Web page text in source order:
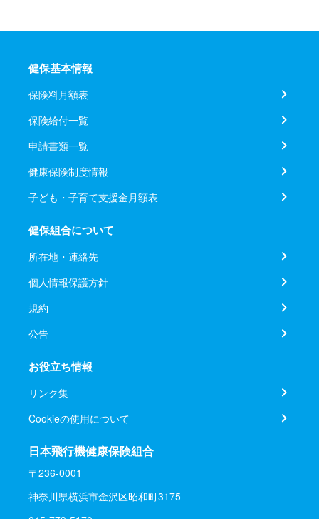
健保基本情報
保険料月額表
保険給付一覧
申請書類一覧
健康保険制度情報
子ども・子育て支援金月額表
健保組合について
所在地・連絡先
個人情報保護方針
規約
公告
お役立ち情報
リンク集
Cookieの使用について
日本飛行機健康保険組合
〒236-0001
神奈川県横浜市金沢区昭和町3175